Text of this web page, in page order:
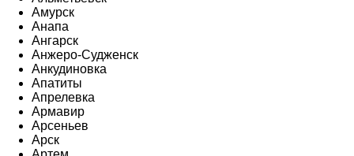
Амурск
Анапа
Ангарск
Анжеро-Судженск
Анкудиновка
Апатиты
Апрелевка
Армавир
Арсеньев
Арск